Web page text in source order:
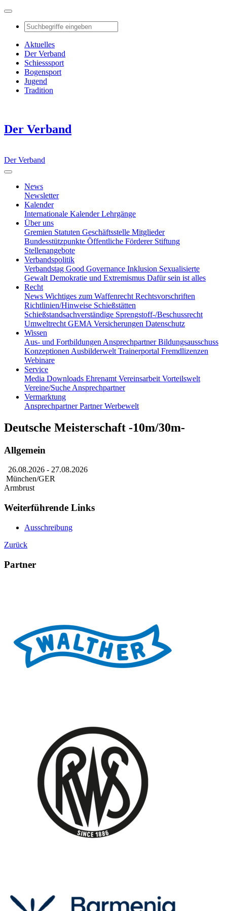
Aktuelles
Der Verband
Schiesssport
Bogensport
Jugend
Tradition
Der Verband
Der Verband
News
Newsletter
Kalender
Internationale KalenderLehrgänge
Über uns
Gremien Statuten Geschäftsstelle Mitglieder
Bundesstützpunkte Öffentliche Förderer Stiftung
Stellenangebote
Verbandspolitik
Verbandstag Good Governance Inklusion Sexualisierte
Gewalt Demokratie und Extremismus Dafür sein ist alles
Recht
News Wichtiges zum Waffenrecht Rechtsvorschriften
Richtlinien/Hinweise Schießstätten
Schießstandsachverständige Sprengstoff-/Beschussrecht
Umweltrecht GEMA Versicherungen Datenschutz
Wissen
Aus- und Fortbildungen AnsprechpartnerBildungsausschuss
Konzeptionen Ausbilderwelt Trainerportal Fremdlizenzen
Webinare
Service
Media Downloads Ehrenamt Vereinsarbeit Vorteilswelt
Vereine/Suche Ansprechpartner
Vermarktung
AnsprechpartnerPartnerWerbewelt
Deutsche Meisterschaft -10m/30m-
Allgemein
26.08.2026 - 27.08.2026
München/GER
Armbrust
Weiterführende Links
Ausschreibung
Zurück
Partner